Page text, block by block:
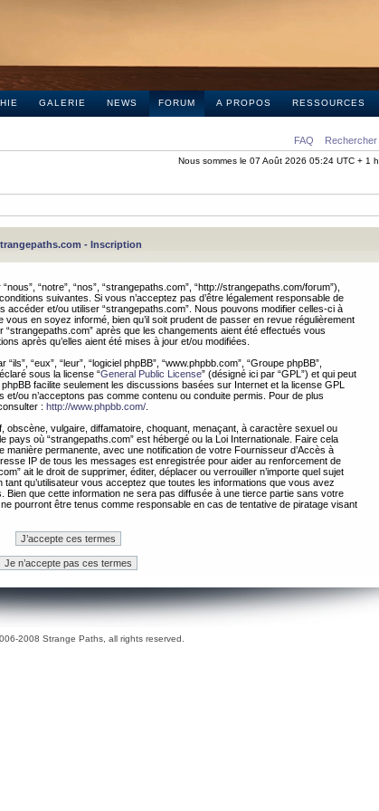
GALERIE NEWS FORUM A PROPOS RESSOURCES
FAQ Rechercher
Nous sommes le 07 Août 2026 05:24 UTC + 1
- Inscription
“notre”, “nos”, “strangepaths.com”, “http://strangepaths.com/forum”),
suivantes. Si vous n’acceptez pas d’être légalement responsable de
et/ou utiliser “strangepaths.com”. Nous pouvons modifier celles-ci à
vous en soyez informé, bien qu’il soit prudent de passer en revue régulièrement
après que les changements aient été effectués vous
après qu’elles aient été mises à jour et/ou modifiées.
“eux”, “leur”, “logiciel phpBB”, “www.phpbb.com”, “Groupe phpBB”,
sous la license “General Public License” (désigné ici par “GPL”) et qui peut
phpBB facilite seulement les discussions basées sur Internet et la license GPL
ou n’acceptons pas comme contenu ou conduite permis. Pour de plus
: http://www.phpbb.com/
obscène, vulgaire, diffamatoire, choquant, menaçant, à caractère sexuel ou
où “strangepaths.com” est hébergé ou la Loi Internationale. Faire cela
manière permanente, avec une notification de votre Fournisseur d’Accès à
IP de tous les messages est enregistrée pour aider au renforcement de
ait le droit de supprimer, éditer, déplacer ou verrouiller n’importe quel sujet
qu’utilisateur vous acceptez que toutes les informations que vous avez
que cette information ne sera pas diffusée à une tierce partie sans votre
pourront être tenus comme responsable en cas de tentative de piratage visant
2008 Strange Paths, all rights reserved.